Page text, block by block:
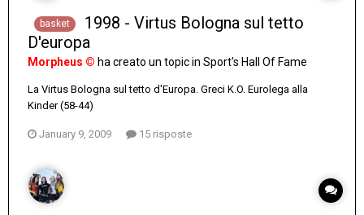
basket
1998 - Virtus Bologna sul tetto
D'europa
Morpheus © ha creato un topic in Sport's Hall Of Fame
La Virtus Bologna sul tetto d'Europa. Greci K.O. Eurolega alla
Kinder (58-44)
January 9, 2009 15 risposte